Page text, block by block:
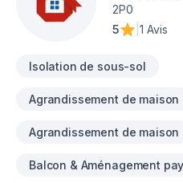
2P0
5
1 Avis
Isolation de sous-sol
Agrandissement de maison
Agrandissement de maison
Balcon & Aménagement